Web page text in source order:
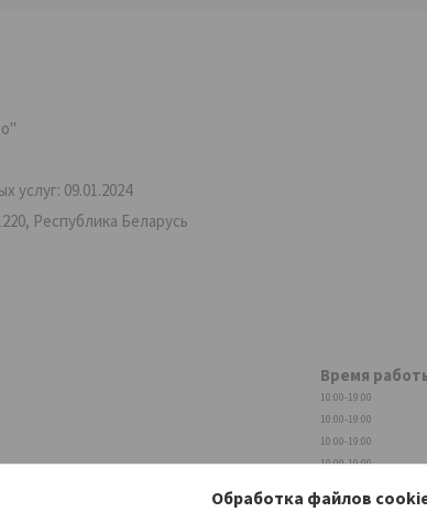
услуг: 09.01.2024
Республика Беларусь
Время
10:00-19:00
10:00-19:00
10:00-19:00
10:00-19:00
10:00-19:00
Обработка файлов